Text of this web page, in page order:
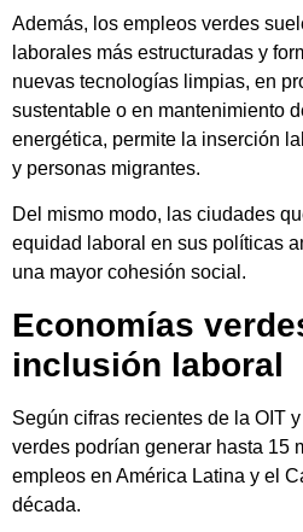
Además, los empleos verdes
laborales más estructuradas y
nuevas tecnologías limpias, en
sustentable o en mantenimiento
energética, permite la inserción
y personas migrantes.
Del mismo modo, las ciudades
equidad laboral en sus políticas
una mayor cohesión social.
Economías
inclusión laboral
Según cifras recientes de la OIT
verdes podrían generar hasta 15
empleos en América Latina y el
década.